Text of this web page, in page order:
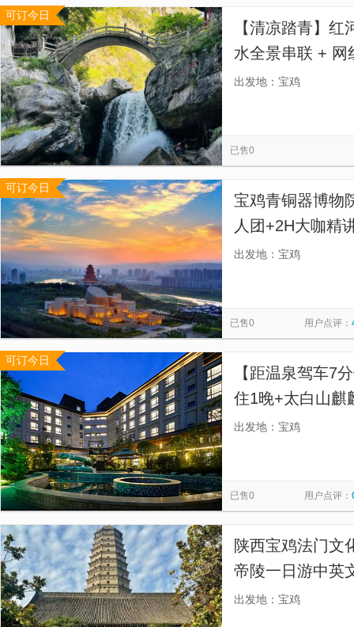
可订今日
【清凉踏青】
水全景串联 + 网
玩无购物；】
出发地：宝鸡
已售0
可订今日
宝鸡青铜器博物
人团+2H大咖精
馆门票预约+2H
出发地：宝鸡
已售0 用户点评：
可订今日
【距温泉驾车7
住1晚+太白山麒
停车
出发地：宝鸡
已售0 用户点评：
陕西宝鸡法门文
帝陵一日游中英
种导游服务-往
出发地：宝鸡